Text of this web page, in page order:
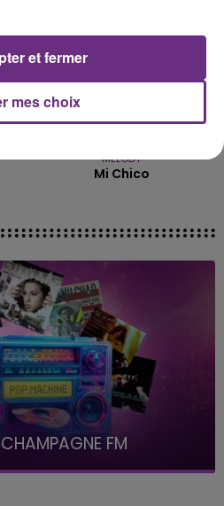
MELODY
Mi Chico
FM
mes choix
et fermer